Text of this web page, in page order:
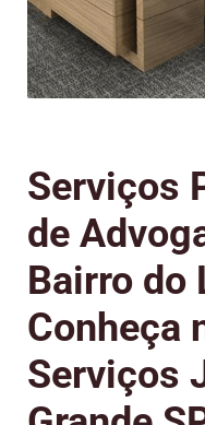
Serviços
de
Bairro do
Conheça
Serviços